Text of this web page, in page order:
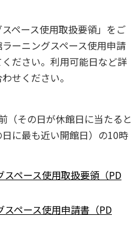
ペース使⽤取扱要領」をご
ーニングスペース使⽤申請
ださい。利⽤可能⽇など詳
せください。
（その⽇が休館⽇に当たると
に最も近い開館⽇）の10時
ペース使⽤取扱要領（PD
ペース使⽤申請書（PD